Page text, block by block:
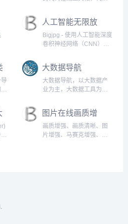
密解密、时间戳、二维
码、在线API、Crontab、
正则表达式,还有js/h5/css3
特效、技术好文、编程书
人工智能无限放
大
Bigjpg - 使用人工智能深度
卷积神经网络（CNN）智
放大4K级超高清分辨率
（4000x4000）图片，最
大32倍放大,效果秒杀
PhotoZoom放大。
大数据导航
大数据导航，以大数据产
业为主，大数据工具为
快速找到大数据相关的工
具平台。
图片在线画质增
强
画质增强、画质清晰、图
片增强、马赛克增强、画